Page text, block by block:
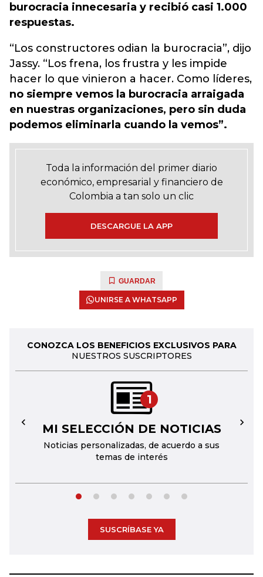
burocracia innecesaria y recibió casi 1.000
respuestas.
“Los constructores odian la burocracia”, dijo
Jassy. “Los frena, los frustra y les impide
hacer lo que vinieron a hacer. Como líderes,
no siempre vemos la burocracia arraigada
en nuestras organizaciones, pero sin duda
podemos eliminarla cuando la vemos”.
Toda la información del primer diario
económico, empresarial y financiero de
Colombia a tan solo un clic
DESCARGUE LA APP
GUARDAR
UNIRSE A WHATSAPP
CONOZCA LOS BENEFICIOS EXCLUSIVOS PARA
NUESTROS SUSCRIPTORES
1
MI SELECCIÓN DE NOTICIAS
Noticias personalizadas, de acuerdo a sus
temas de interés
← →
SUSCRÍBASE YA